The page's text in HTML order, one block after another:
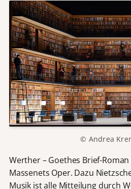
© Andrea
Werther – Goethes Brief-
Massenets Oper. Dazu
Musik ist alle Mitteilung durch